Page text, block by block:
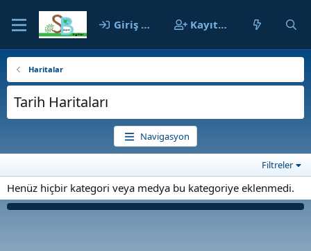
Giriş yap Kayıt ol
Haritalar
Tarih Haritaları
Navigasyon
Filtreler
Henüz hiçbir kategori veya medya bu kategoriye eklenmedi.